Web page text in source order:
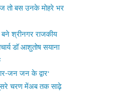
तो बस उनके मोहरे भर
बने श्रीनगर राजकीय
डॉ आशुतोष सयाना
जन जन के द्वार’
चरण मेंअब तक साढ़े